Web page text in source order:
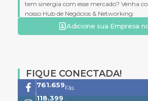
tem sinergia com esse mercado? Venha
nosso Hub de Negócios & Networking:
Adicione sua Empresa
FIQUE CONECTADA!
761.659Fãs
118.399